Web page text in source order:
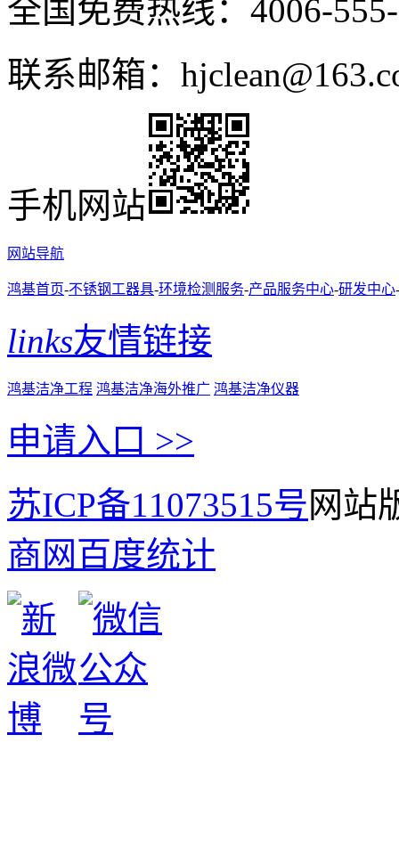
全国免费热线：4006-
联系邮箱：
手机网站
网站导航
鸿基首页-不锈钢工器具-环境检测服务-产品服务中心-研发中心-
links友情链接
鸿基洁净工程 鸿基洁净海外推广 鸿基洁净仪器
申请入口 >>
苏ICP备11073515号网站
商网百度统计